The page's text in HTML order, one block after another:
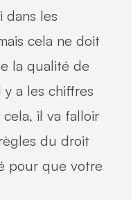
dans les
cela ne doit
la qualité de
y a les chiffres
il va falloir
du droit
pour que votre